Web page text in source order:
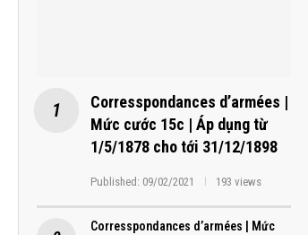
Corresspondances d’armées |
Mức cước 15c | Áp dụng từ
1/5/1878 cho tới 31/12/1898
Published: 09/02/2021 193 views
Corresspondances d’armées | Mức